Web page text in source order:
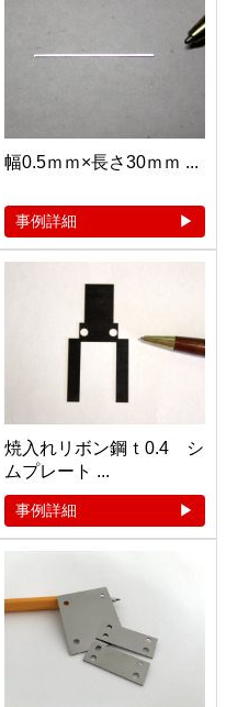
幅0.5ｍｍ×長さ30ｍｍ ...
事例詳細
焼入れリボン鋼ｔ0.4 シ
ムプレート ...
事例詳細